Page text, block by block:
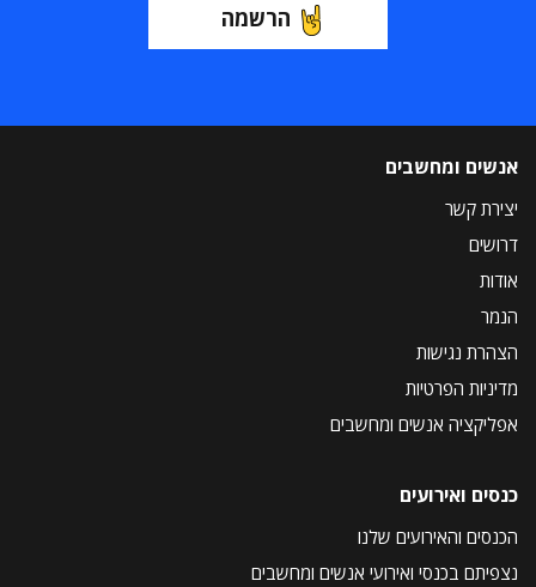
הרשמה
אנשים ומחשבים
יצירת קשר
דרושים
אודות
הנמר
הצהרת נגישות
מדיניות הפרטיות
אפליקציה אנשים ומחשבים
כנסים ואירועים
הכנסים והאירועים שלנו
נצפיתם בכנסי ואירועי אנשים ומחשבים